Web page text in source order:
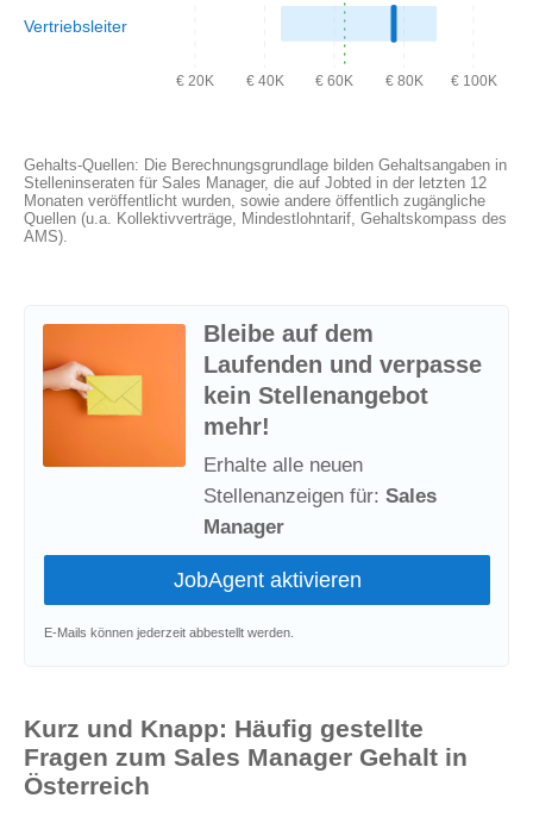
Vertriebsleiter
€ 20K € 40K € 60K € 80K € 100K
Gehalts-Quellen: Die Berechnungsgrundlage bilden Gehaltsangaben in
Stelleninseraten für Sales Manager, die auf Jobted in der letzten 12
Monaten veröffentlicht wurden, sowie andere öffentlich zugängliche
Quellen (u.a. Kollektivverträge, Mindestlohntarif, Gehaltskompass des
AMS).
Bleibe auf dem
Laufenden und verpasse
kein Stellenangebot
mehr!
Erhalte alle neuen
Stellenanzeigen für: Sales
Manager
E-Mails können jederzeit abbestellt werden.
Kurz und Knapp: Häufig gestellte
Fragen zum Sales Manager Gehalt in
Österreich